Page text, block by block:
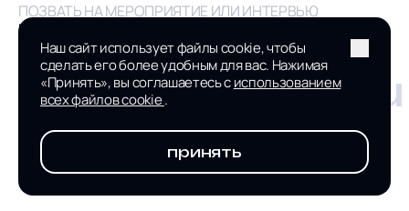
ПОЗВАТЬ НА МЕРОПРИЯТИЕ ИЛИ ИНТЕРВЬЮ
pr@serptop.ru
ПРИСОЕДИНИТЬСЯ К КОМАНДЕ
hr@serptop.ru
hello@serptop.ru
Наш сайт использует файлы cookie, чтобы
сделать его более удобным для вас. Нажимая
«Принять», вы соглашаетесь сиспользованием
всех файлов cookie.
принять